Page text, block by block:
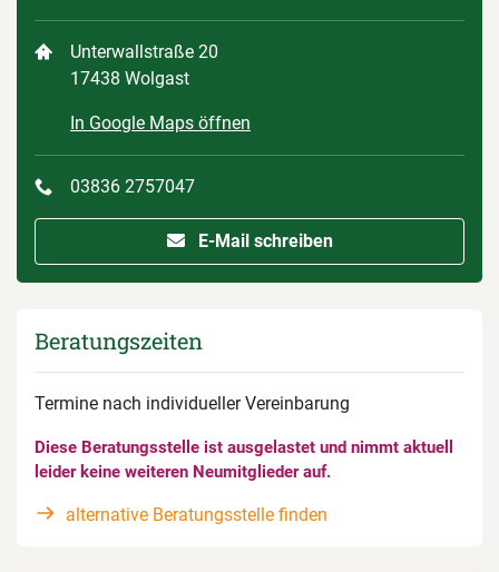
Unterwallstraße 20
17438 Wolgast
In Google Maps öffnen
03836 2757047
E-Mail schreiben
Beratungszeiten
Termine nach individueller Vereinbarung
Diese Beratungsstelle ist ausgelastet und nimmt aktuell
leider keine weiteren Neumitglieder auf.
alternative Beratungsstelle finden